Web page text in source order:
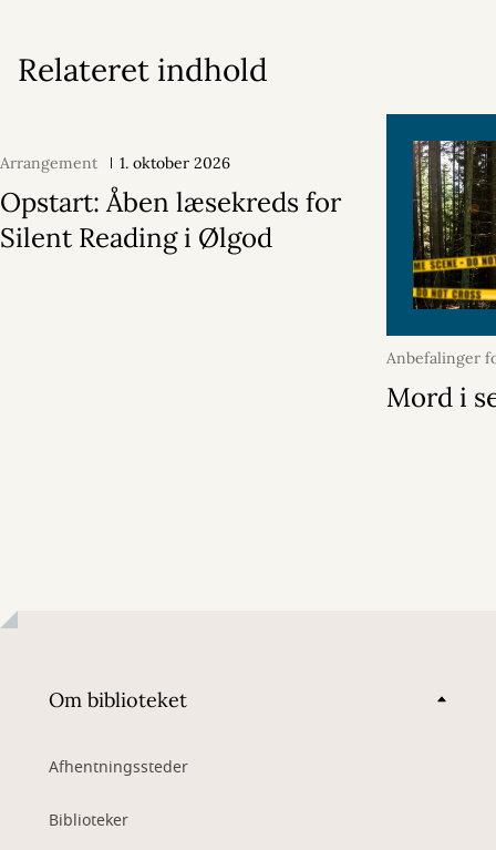
Relateret indhold
Arrangement 1. oktober 2026
Opstart: Åben læsekreds for
Silent Reading i Ølgod
Anbefalinger
maj 2026
Mord i
Om biblioteket
Afhentningssteder
Biblioteker